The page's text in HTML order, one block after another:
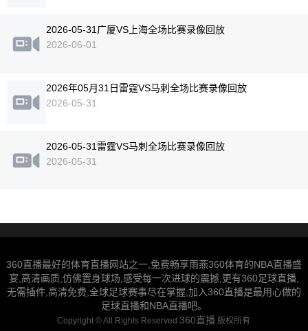
2026-05-31广厦VS上海全场比赛录像回放
2026-06-01
2026年05月31日雷霆VS马刺全场比赛录像回放
2026-05-31
2026-05-31雷霆VS马刺全场比赛录像回放
2026-05-31
360直播最好的体育直播网站之一,免费畅享雨燕360体育的NBA直播盛
宴,高清画质,仿佛置身球场,感受每一次进球的震撼,更有360足球直播,
无需插件,高清免费,全球足球赛事尽在掌握,加入360直播是最用心做的
足球直播和NBA直播吧。
Copyright ©All Rights Reserved 360直播 版权所有